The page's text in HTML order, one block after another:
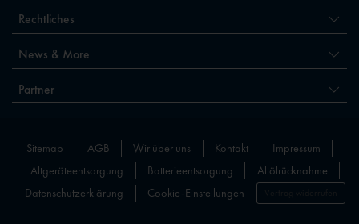
Rechtliches
News & More
Partner
Sitemap AGB Wir über uns Kontakt
Impressum
Altgeräteentsorgung
Batterieentsorgung
Altölrücknahme
Datenschutzerklärung
Cookie-Einstellungen